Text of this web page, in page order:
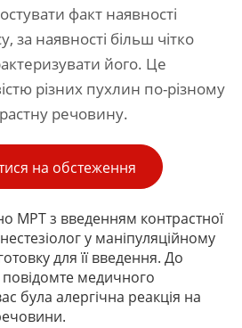
факт наявності
за наявності більш чітко
його. Це
різних пухлин по-різному
речовину.
на обстеження
МРТ з введенням контрастної
у маніпуляційному
для її введення. До
медичного
була алергічна реакція на